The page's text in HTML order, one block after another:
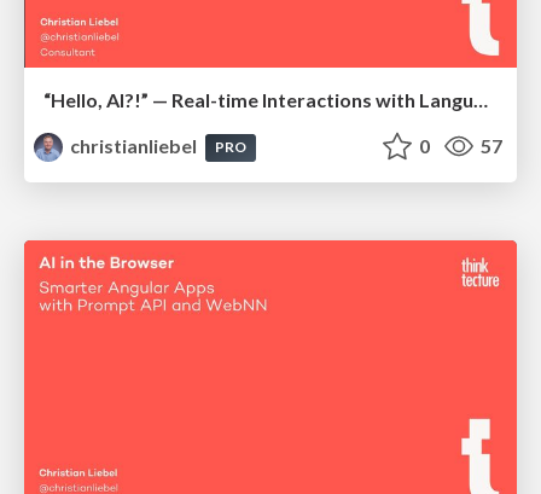
“Hello, AI?!” — Real-time Interactions with Language Models, Local and Offline-Capable
christianliebel
PRO 0 57